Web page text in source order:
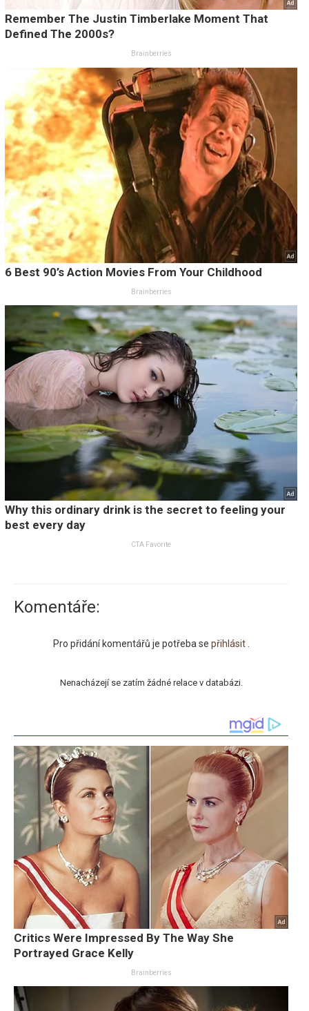
Komentáře:
Pro přidání komentářů je potřeba se přihlásit
Nenacházejí se zatím žádné relace v databázi.